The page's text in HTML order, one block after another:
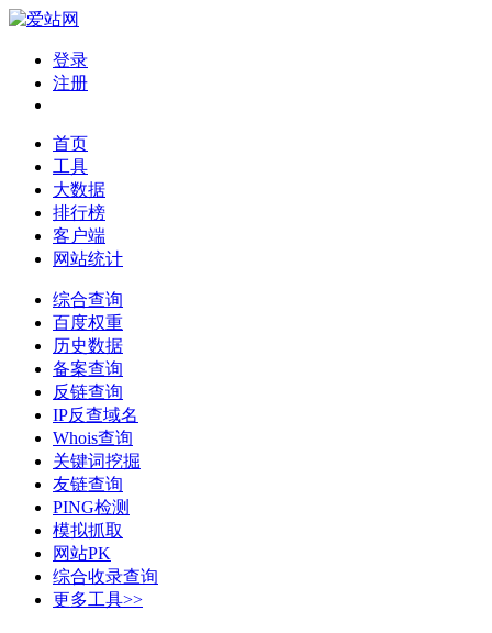
登录
注册
首页
工具
大数据
排行榜
客户端
网站统计
综合查询
百度权重
历史数据
备案查询
反链查询
IP反查域名
Whois查询
关键词挖掘
友链查询
PING检测
模拟抓取
网站PK
综合收录查询
更多工具>>